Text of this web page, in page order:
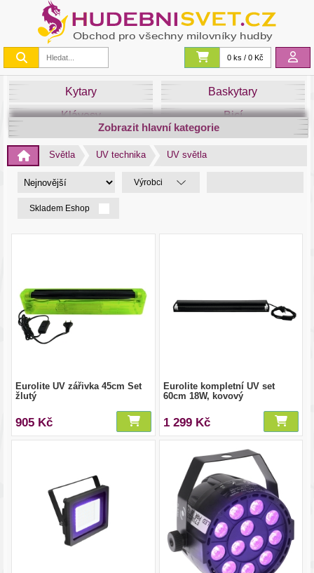
0 ks / 0 Kč
Kytary
Baskytary
Klávesy
Bicí
Smyčce
Dechy
Zvuk&Studio
Zobrazit hlavní kategorie
Světla UV technika UV světla
Výrobci
Skladem Eshop
Eurolite UV zářivka 45cm Set
žlutý
905 Kč
Eurolite kompletní UV set
60cm 18W, kovový
1 299 Kč